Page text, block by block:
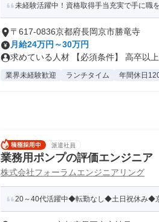
未経験活躍中！資格取得手当充実で手に職
〒617-0836京都府長岡京市勝竜寺
月給24万円～30万円
求めている人材 【必須条件】 高卒以
業界未経験歓迎 ランチタイム 年間休日
派遣社員
業務用ポンプの評価エンジニア
株式会社フォーラムエンジニアリング
20～40代活躍中◆転勤なし◆土日祝休み◆